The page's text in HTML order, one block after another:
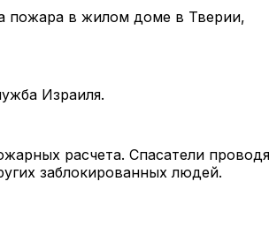
пожара в жилом доме в Тверии,
Израиля.
расчета. Спасатели
заблокированных людей.